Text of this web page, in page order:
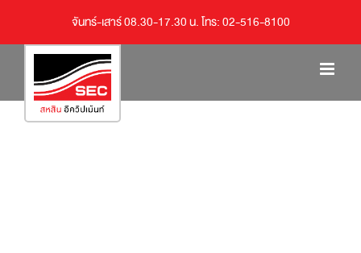
จันทร์-เสาร์ 08.30-17.30 น. โทร: 02-516-8100